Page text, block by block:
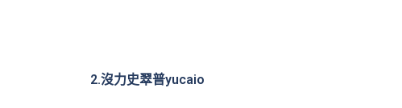
2.沒力史翠普yucaio